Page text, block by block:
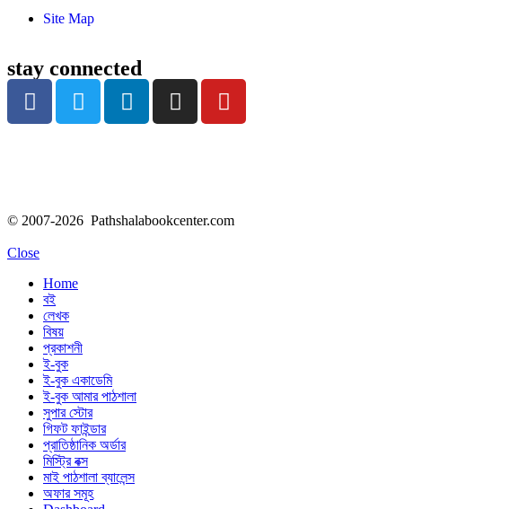
Site Map
stay connected
© 2007-2026 Pathshalabookcenter.com
Close
Home
বই
লেখক
বিষয়
প্রকাশনী
ই-বুক
ই-বুক একাডেমি
ই-বুক আমার পাঠশালা
সুপার ‍স্টোর
গিফট ফাইন্ডার
প্রাতিষ্ঠানিক অর্ডার
মিস্ট্রি বক্স
মাই পাঠশালা ব্যালেন্স
অফার সমূহ